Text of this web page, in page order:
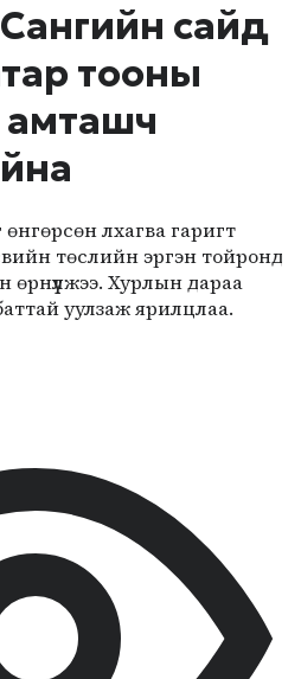
сайд
тооны
амташч
лхагва гаригт
төслийн эргэн тойронд
өрнүүлжээ. Хурлын дараа
уулзаж ярилцлаа.